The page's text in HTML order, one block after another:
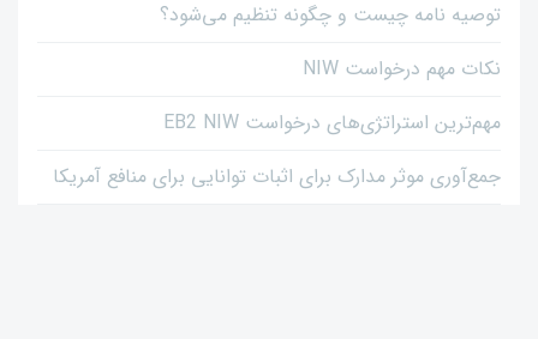
توصیه نامه چیست و چگونه تنظیم می‌شود؟
نکات مهم درخواست NIW
مهم‌ترین استراتژی‌های درخواست EB2 NIW
جمع‌آوری موثر مدارک برای اثبات توانایی برای منافع آمریکا